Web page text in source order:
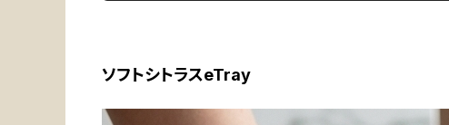
ソフトシトラスeTray